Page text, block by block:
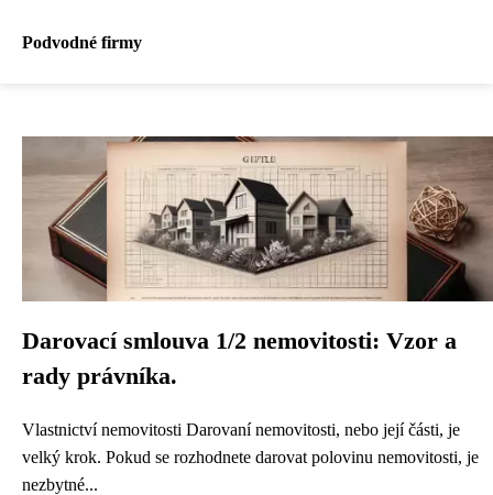
Podvodné firmy
Darovací smlouva 1/2 nemovitosti: Vzor a
rady právníka.
Vlastnictví nemovitosti Darovaní nemovitosti, nebo její části, je
velký krok. Pokud se rozhodnete darovat polovinu nemovitosti, je
nezbytné...